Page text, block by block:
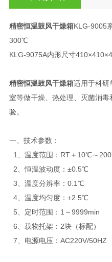
精密恒温鼓风干燥箱KLG-9005
300℃
KLG-9075A内形尺寸
精密恒温鼓风干燥箱适用于科研
室等做干燥、热处理、灭菌消
验。
一、技术参数：
1、温度范围：RT＋10℃～
2、恒温波动度：±0.5℃
3、温度分辨率：0.1℃
4、温度均匀度：±2.5℃
5、定时范围：1～9999min
6、载物托架：2块（标配）
7、电源电压：AC220V/50HZ